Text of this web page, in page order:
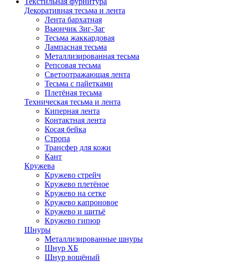
Декоративная тесьма и лента
Лента бархатная
Вьюнчик Зиг-Заг
Тесьма жаккардовая
Лампасная тесьма
Металлизированная тесьма
Репсовая тесьма
Светоотражающая лента
Тесьма с пайетками
Плетёная тесьма
Техническая тесьма и лента
Киперная лента
Контактная лента
Косая бейка
Стропа
Трансфер для кожи
Кант
Кружева
Кружево стрейч
Кружево плетёное
Кружево на сетке
Кружево капроновое
Кружево и шитьё
Кружево гипюр
Шнуры
Металлизированные шнуры
Шнур ХБ
Шнур вощёный